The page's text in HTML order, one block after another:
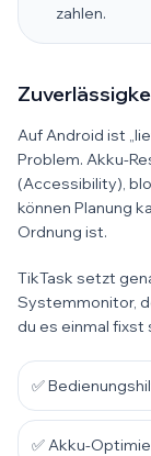
zahlen.
Auf Android ist
Problem. Akku-
(Accessibility),
können Planung
Ordnung ist.
TikTask setzt
Systemmonitor,
du es einmal
✅
✅ Akku-